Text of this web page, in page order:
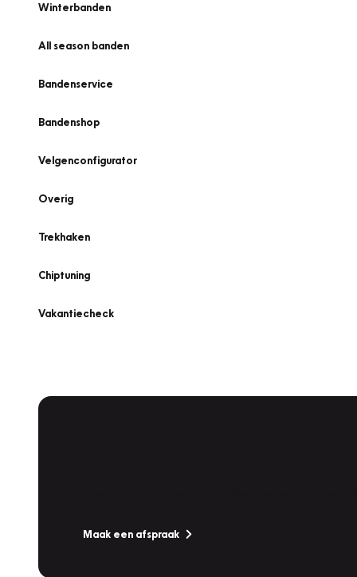
Winterbanden
All season banden
Bandenservice
Bandenshop
Velgenconfigurator
Overig
Trekhaken
Chiptuning
Vakantiecheck
Maak een afspraak